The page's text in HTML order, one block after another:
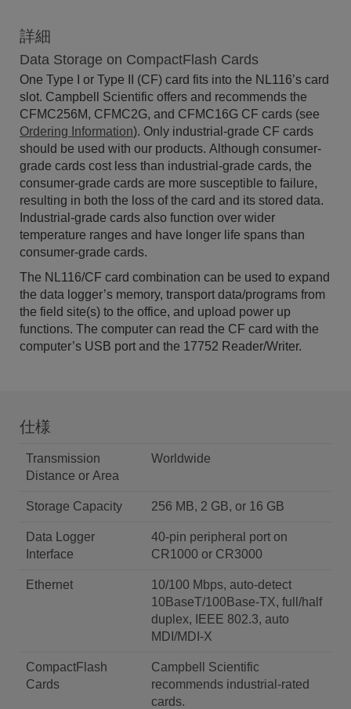
詳細
Data Storage on CompactFlash Cards
One Type I or Type II (CF) card fits into the NL116’s card
slot. Campbell Scientific offers and recommends the
CFMC256M, CFMC2G, and CFMC16G CF cards (see
Ordering Information). Only industrial-grade CF cards
should be used with our products. Although consumer-
grade cards cost less than industrial-grade cards, the
consumer-grade cards are more susceptible to failure,
resulting in both the loss of the card and its stored data.
Industrial-grade cards also function over wider
temperature ranges and have longer life spans than
consumer-grade cards.
The NL116/CF card combination can be used to expand
the data logger’s memory, transport data/programs from
the field site(s) to the office, and upload power up
functions. The computer can read the CF card with the
computer’s USB port and the 17752 Reader/Writer.
仕様
Transmission
Distance or Area
Worldwide
Storage Capacity 256 MB, 2 GB, or 16 GB
Data Logger
Interface
40-pin peripheral port on
CR1000 or CR3000
Ethernet
10/100 Mbps, auto-detect
10BaseT/100Base-TX, full/half
duplex, IEEE 802.3, auto
MDI/MDI-X
CompactFlash
Cards
Campbell Scientific
recommends industrial-rated
cards.